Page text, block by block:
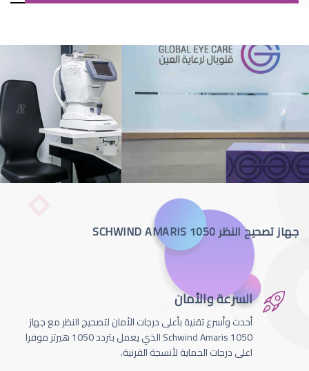
جهاز تصحيح النظر SCHWIND AMARIS 1050
السرعة والأمان
أحدث وأسرع تقنية بأعلى درجات الأمان لتصحيج النظر مع جهاز
Schwind Amaris 1050 الذي يعمل بتردد 1050 هيرتز موفرا
اعلى درجات الحماية لأنسجة القرنية.